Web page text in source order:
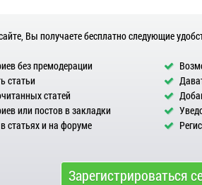
Вы получаете бесплатно следующие
без премодерации
статьи
статей
или постов в закладки
статьях и на форуме
Зарегистрироваться